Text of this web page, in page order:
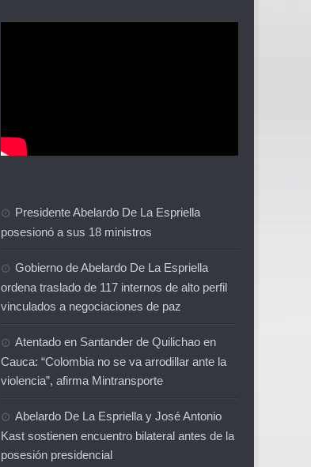
Presidente Abelardo De La Espriella
posesionó a sus 18 ministros
Gobierno de Abelardo De La Espriella
ordena traslado de 117 internos de alto perfil
vinculados a negociaciones de paz
Atentado en Santander de Quilichao en
Cauca: “Colombia no se va arrodillar ante la
violencia”, afirma Mintransporte
Abelardo De La Espriella y José Antonio
Kast sostienen encuentro bilateral antes de la
posesión presidencial